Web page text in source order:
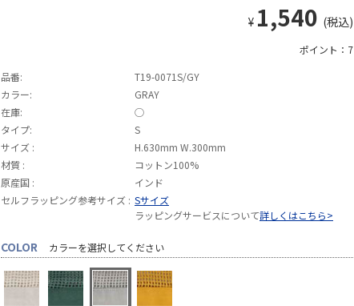
¥ 1,540 (税込)
ポイント：7
品番:
T19-0071S/GY
カラー:
GRAY
在庫:
◯
タイプ:
S
サイズ :
H.630mm W.300mm
材質 :
コットン100%
原産国 :
インド
セルフラッピング参考サイズ : Sサイズ
ラッピングサービスについて詳しくはこちら>
COLOR カラーを選択してください